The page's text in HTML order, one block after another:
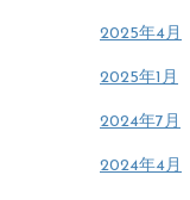
2025年4月
2025年1月
2024年7月
2024年4月